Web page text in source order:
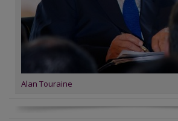
Alan Touraine